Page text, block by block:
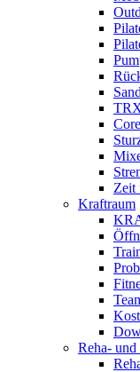
Zeit
Kraftraum
Reha- und